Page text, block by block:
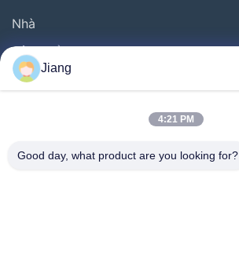
Nhà
Sản Phẩm
Video
Chuyến Tham Quan Nhà Máy
Jiang
4:21 PM
Good day, what product are you looking for?